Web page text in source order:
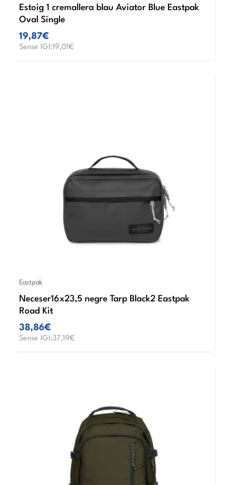
Estoig 1 cremallera blau Aviator Blue Eastpak
Oval Single
19,87€
Sense IGI:19,01€
Eastpak
Neceser16x23,5 negre Tarp Black2 Eastpak
Road Kit
38,86€
Sense IGI:37,19€